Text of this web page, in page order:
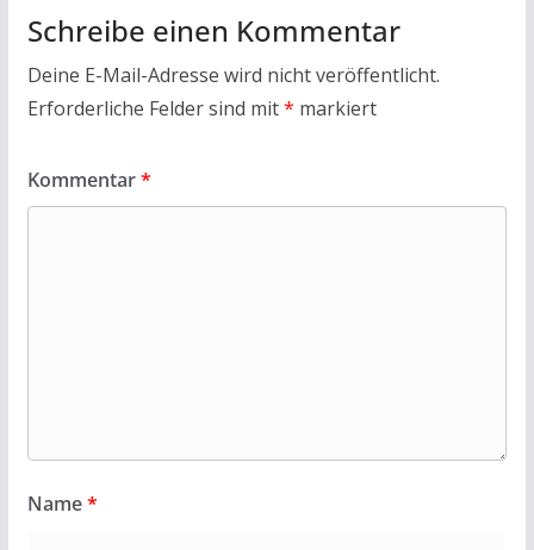
Schreibe einen Kommentar
Deine E-Mail-Adresse wird nicht veröffentlicht.
Erforderliche Felder sind mit* markiert
Kommentar*
Name*